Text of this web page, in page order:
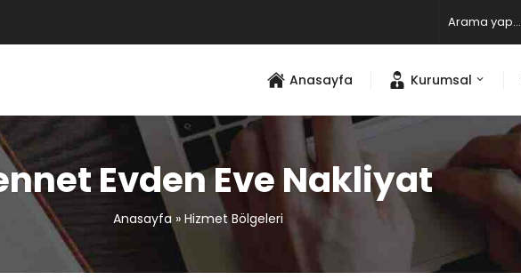
Anasayfa Kurumsal
Evden Eve Nakliyat
Anasayfa» Hizmet Bölgeleri